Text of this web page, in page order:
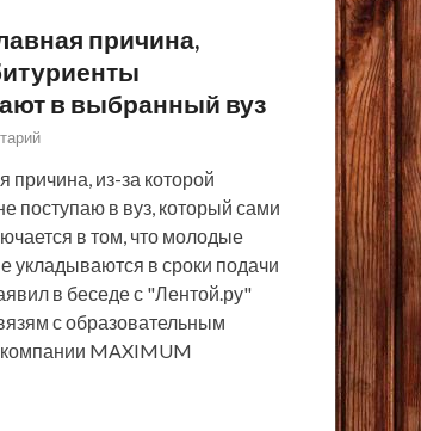
причина,
в выбранный вуз
причина, из-за которой
поступаю в вуз, который сами
в том, что молодые
укладываются в сроки подачи
в беседе с "Лентой.ру"
с образовательным
MAXIMUM